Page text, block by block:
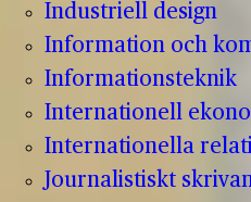
Industriell design
Information och
Informationsteknik
Internationell
Internationella
Journalistiskt